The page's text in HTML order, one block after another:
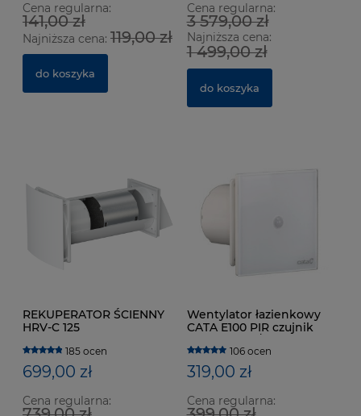
Cena regularna:
141,00 zł
Najniższa cena: 119,00 zł
do koszyka
Cena regularna:
3 579,00 zł
Najniższa cena:
1 499,00 zł
do koszyka
REKUPERATOR ŚCIENNY
HRV-C 125
185 ocen
699,00 zł
Cena regularna:
Wentylator łazienkowy
CATA E100 PIR czujnik
106 ocen
319,00 zł
Cena regularna: